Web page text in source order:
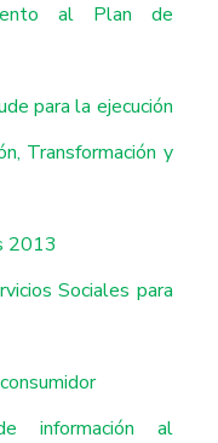
al Plan de
para la ejecución
Transformación y
2013
Sociales para
información al